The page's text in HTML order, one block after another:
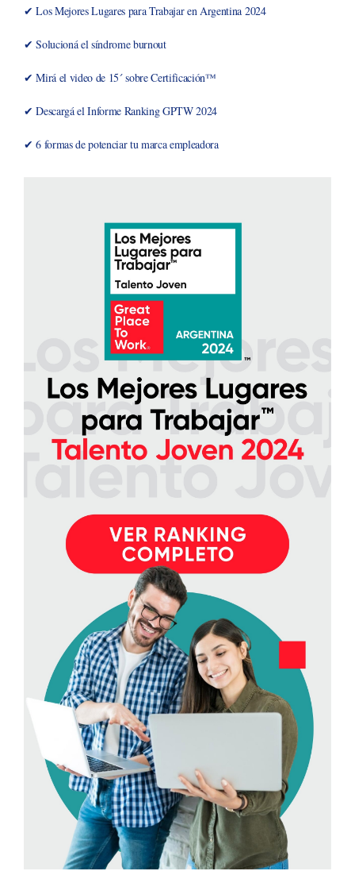
✔ Los Mejores Lugares para Trabajar en Argentina 2024
✔ Solucioná el síndrome burnout
✔ Mirá el video de 15´ sobre Certificación™
✔ Descargá el Informe Ranking GPTW 2024
✔ 6 formas de potenciar tu marca empleadora